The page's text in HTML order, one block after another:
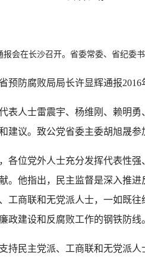
在长沙召开。省委常委、省纪委
腐败局局长许显辉通报2016
士雷震宇、杨维刚、赖明勇
议。致公党省委主委胡旭晟参
位党外人士充分发挥代表性强
。他指出，民主监督是深入推
工商联和无党派人士，一如既
政建设和反腐败工作的钢铁防线
民主党派、工商联和无党派人